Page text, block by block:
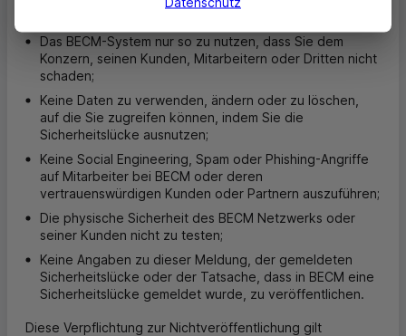
Das BECM-System nur so zu nutzen, dass Sie dem
Konzern, seinen Kunden, Mitarbeitern oder Dritten nicht
schaden;
Keine Daten zu verwenden, ändern oder zu löschen,
auf die Sie zugreifen können, indem Sie die
Sicherheitslücke ausnutzen;
Keine Social Engineering, Spam oder Phishing-Angriffe
auf Mitarbeiter bei BECM oder deren
vertrauenswürdigen Kunden oder Partnern auszuführen;
Die physische Sicherheit des BECM Netzwerks oder
seiner Kunden nicht zu testen;
Keine Angaben zu dieser Meldung, der gemeldeten
Sicherheitslücke oder der Tatsache, dass in BECM eine
Sicherheitslücke gemeldet wurde, zu veröffentlichen.
Diese Verpflichtung zur Nichtveröffentlichung gilt